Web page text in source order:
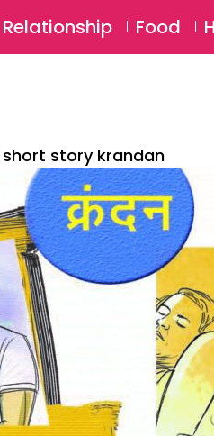
Relationship Food
story krandan